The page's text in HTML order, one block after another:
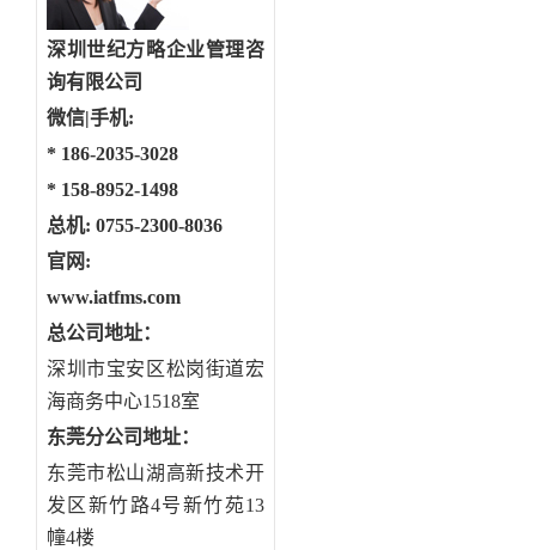
深圳世纪方略企业管理咨
询有限公司
微信|手机:
* 186-2035-3028
* 158-8952-1498
总机: 0755-2300-8036
官网:
www.iatfms.com
总公司地址：
深圳市宝安区松岗街道宏
海商务中心1518室
东莞分公司地址：
东莞市松山湖高新技术开
发区新竹路4号新竹苑13
幢4楼